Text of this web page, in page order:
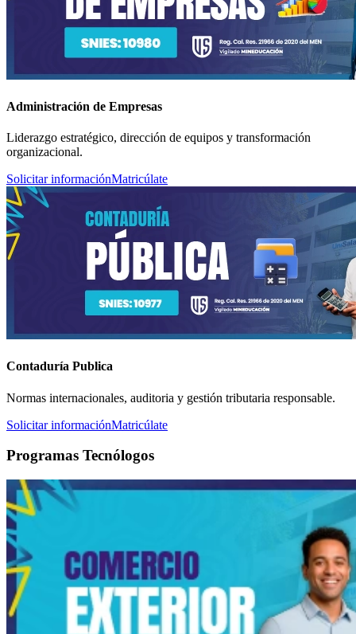
Administración de Empresas
Liderazgo estratégico, dirección de equipos y transformación
organizacional.
Solicitar informaciónMatricúlate
Contaduría Publica
Normas internacionales, auditoria y gestión tributaria responsable.
Solicitar informaciónMatricúlate
Programas Tecnólogos